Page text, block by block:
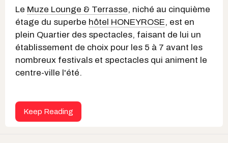
Le Muze Lounge & Terrasse, niché au cinquième
étage du superbe hôtel HONEYROSE, est en
plein Quartier des spectacles, faisant de lui un
établissement de choix pour les 5 à 7 avant les
nombreux festivals et spectacles qui animent le
centre-ville l'été.
Keep Reading